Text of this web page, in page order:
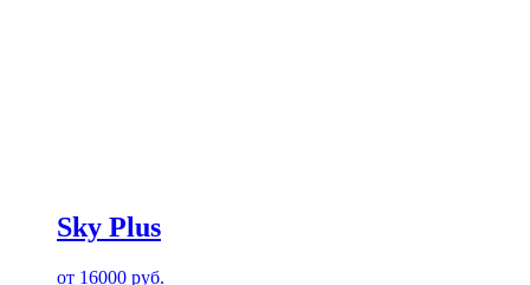
Sky Plus
от 16000 руб.